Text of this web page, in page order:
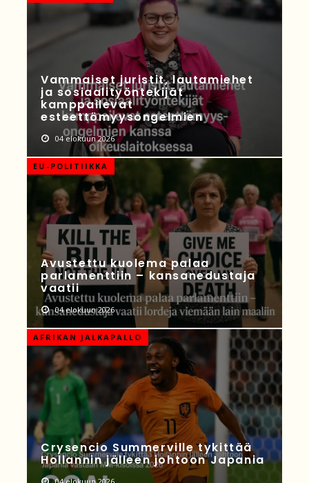
Vammaiset juristit, lautamiehet
ja sosiaalityöntekijät
kamppailevat
esteettömyysongelmien
04 elokuun 2026
EU-POLITIIKKA
Avustettu kuolema palaa
parlamenttiin – kansanedustaja
vaatii
04 elokuun 2026
AFRIKAN JALKAPALLO
Crysencio Summerville tykittää
Hollannin jälleen johtoon Japania